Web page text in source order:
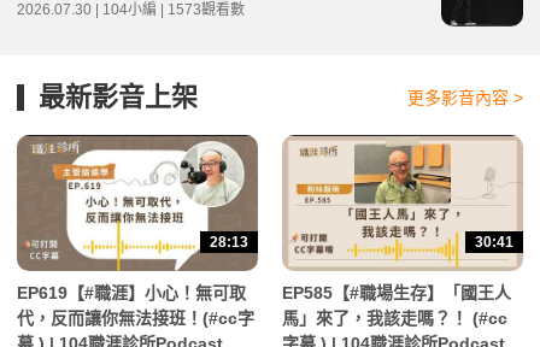
2026.07.30 | 104小編 | 1573觀看數
最新影音上架 更多影音內容 >
28:13
EP619【#職涯】小心！無可取
代，反而讓你無法接班！(#cc字
30:41
EP585【#職場生存】「國王人
馬」來了，我該走嗎？！ (#cc